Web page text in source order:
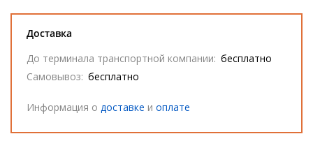
Доставка
До терминала транспортной компании: бесплатно
Самовывоз: бесплатно
Информация о доставке и оплате